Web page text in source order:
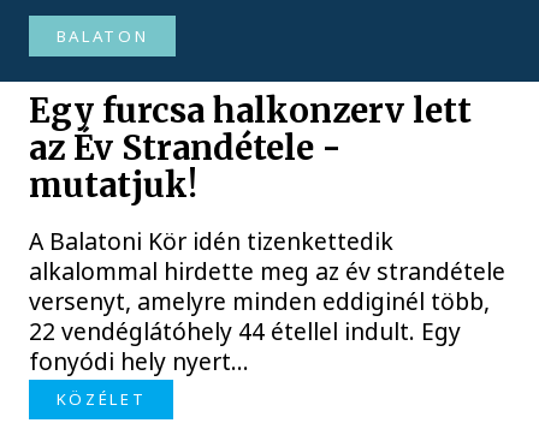
BALATON
Egy furcsa halkonzerv lett
az Év Strandétele -
mutatjuk!
A Balatoni Kör idén tizenkettedik
alkalommal hirdette meg az év strandétele
versenyt, amelyre minden eddiginél több,
22 vendéglátóhely 44 étellel indult. Egy
fonyódi hely nyert...
KÖZÉLET